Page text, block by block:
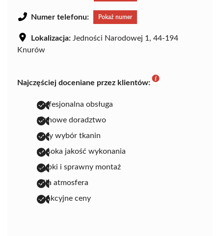
Numer telefonu: Pokaż numer
Lokalizacja: Jedności Narodowej 1, 44-194
Knurów
Najczęściej doceniane przez klientów:
profesjonalna obsługa
fachowe doradztwo
duży wybór tkanin
wysoka jakość wykonania
szybki i sprawny montaż
miła atmosfera
atrakcyjne ceny